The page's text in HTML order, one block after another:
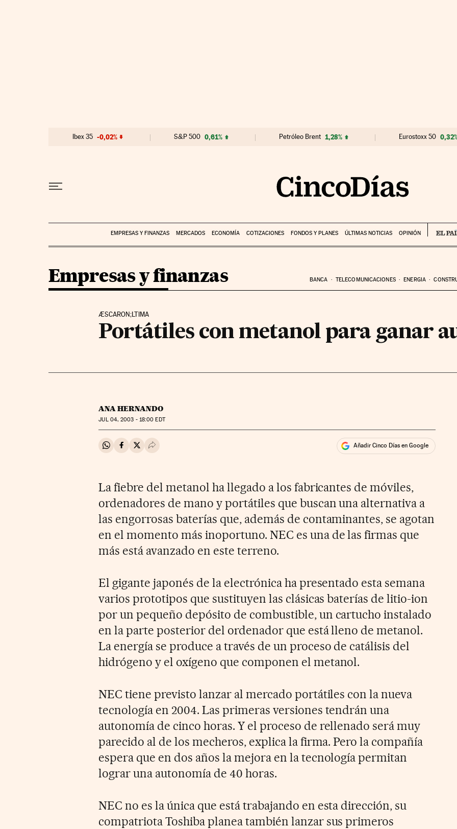
Ibex 35 -0,02% S&P 500 0,61% Petróleo Brent 1,28% Eurostoxx 50
EMPRESAS Y FINANZAS MERCADOS ECONOMÍA COTIZACIONES FONDOS Y PLANES ÚLTIMAS NOTICIAS OPINIÓN
Empresas y finanzas BANCA TELECOMUNICACIONES ENERGIA
ÆSCARON;LTIMA
Portátiles con metanol para ganar
ANA HERNANDO
JUL 04, 2003 - 18:00 EDT
Compartir en Whatsapp
Compartir en Facebook
Compartir en Twitter
Desplegar Redes Sociales Añadir Cinco Días en Google
La fiebre del metanol ha llegado a los fabricantes de móviles,
ordenadores de mano y portátiles que buscan una alternativa a
las engorrosas baterías que, además de contaminantes, se agotan
en el momento más inoportuno. NEC es una de las firmas que
más está avanzado en este terreno.
El gigante japonés de la electrónica ha presentado esta semana
varios prototipos que sustituyen las clásicas baterías de litio-ion
por un pequeño depósito de combustible, un cartucho instalado
en la parte posterior del ordenador que está lleno de metanol.
La energía se produce a través de un proceso de catálisis del
hidrógeno y el oxígeno que componen el metanol.
NEC tiene previsto lanzar al mercado portátiles con la nueva
tecnología en 2004. Las primeras versiones tendrán una
autonomía de cinco horas. Y el proceso de rellenado será muy
parecido al de los mecheros, explica la firma. Pero la compañía
espera que en dos años la mejora en la tecnología permitan
lograr una autonomía de 40 horas.
NEC no es la única que está trabajando en esta dirección, su
compatriota Toshiba planea también lanzar sus primeros